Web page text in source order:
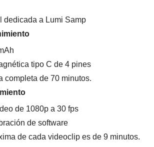
dedicada a Lumi Samp
tipo C de 4 pines
completa de 70 minutos.
de 1080p a 30 fps
de software
de cada videoclip es de 9 minutos.